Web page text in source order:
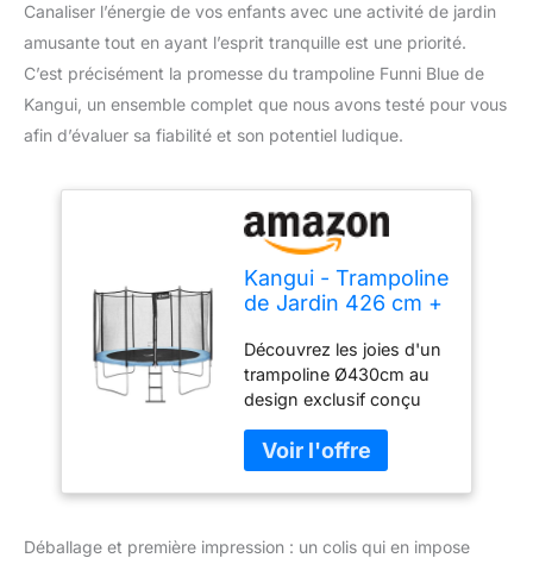
Canaliser l’énergie de vos enfants avec une activité de jardin
amusante tout en ayant l’esprit tranquille est une priorité.
C’est précisément la promesse du trampoline Funni Blue de
Kangui, un ensemble complet que nous avons testé pour vous
afin d’évaluer sa fiabilité et son potentiel ludique.
Kangui - Trampoline
de Jardin 426 cm +
échelle | Normes
EU | Montage Facile
Découvrez les joies d'un
trampoline Ø430cm au
design exclusif conçu
Français + son filet de
sécurité et son échelle
Un trampoline durable
déplacer. Chez Kangui,
Déballage et première impression : un colis qui en impose